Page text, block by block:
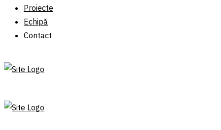
Proiecte
Echipă
Contact